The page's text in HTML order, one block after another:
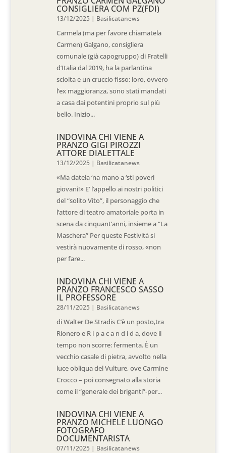
CONSIGLIERA COM PZ(FDI)
13/12/2025 | Basilicatanews
Carmela (ma per favore chiamatela
Carmen) Galgano, consigliera
comunale (già capogruppo) di Fratelli
d’Italia dal 2019, ha la parlantina
sciolta e un cruccio fisso: loro, ovvero
l’ex maggioranza, sono stati mandati
a casa dai potentini proprio sul più
bello. Inizio...
INDOVINA CHI VIENE A
PRANZO GIGI PIROZZI
ATTORE DIALETTALE
13/12/2025 | Basilicatanews
«Ma datela ‘na mano a ‘sti poveri
giovani!» E’ l’appello ai nostri politici
del “solito Vito”, il personaggio che
l’attore di teatro amatoriale porta in
scena da cinquant’anni, insieme a “La
Maschera” Per queste Festività si
vestirà nuovamente di rosso, «non
per fare...
INDOVINA CHI VIENE A
PRANZO FRANCESCO SASSO
IL PROFESSORE
28/11/2025 | Basilicatanews
di Walter De Stradis C’è un posto,tra
Rionero e R i p a c a n d i d a, dove il
tempo non scorre: fermenta. È un
vecchio casale di pietra, avvolto nella
luce obliqua del Vulture, ove Carmine
Crocco – poi consegnato alla storia
come il “generale dei briganti”-per...
INDOVINA CHI VIENE A
PRANZO MICHELE LUONGO
FOTOGRAFO
DOCUMENTARISTA
07/11/2025 | Basilicatanews